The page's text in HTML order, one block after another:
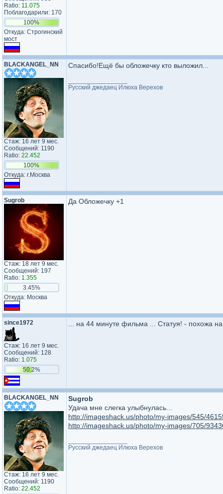
Ratio: 11.075
Поблагодарили: 170
100%
Откуда: Строгинский
мост
BLACKANGEL_NN
Стаж: 16 лет 9 мес.
Сообщений: 1190
Ratio: 22.452
100%
Откуда: г.Москва
Спасибо!Ещё бы обложечку кто выложил...
Русский джедаец Илюха Верехов
Sugrob
Стаж: 18 лет 9 мес.
Сообщений: 197
Ratio: 1.355
3.45%
Откуда: Москва
Да Обложечку +1
since1972
Стаж: 16 лет 9 мес.
Сообщений: 128
Ratio: 1.075
50.2%
... на 44 минуте фильма ... Статуя! - похожа
BLACKANGEL_NN
Стаж: 16 лет 9 мес.
Сообщений: 1190
Ratio: 22.452
Sugrob
Удача мне слегка улыбнулась...
http://imageshack.us/photo/my-images/545/
http://imageshack.us/photo/my-images/705/
Русский джедаец Илюха Верехов